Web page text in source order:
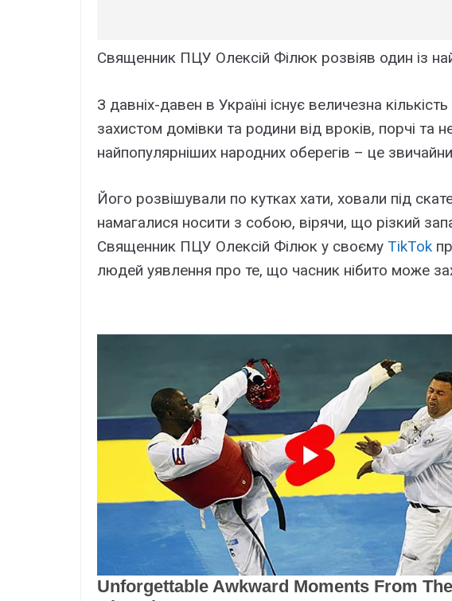
Священник ПЦУ Олексій Філюк розвіяв один із
З давніх-давен в Україні існує величезна кількість
захистом домівки та родини від вроків, порчі та
найпопулярніших народних оберегів – це
Його розвішували по кутках хати, ховали під
намагалися носити з собою, вірячи, що різкий
Священник ПЦУ Олексій Філюк у своєму TikTok
людей уявлення про те, що часник нібито може